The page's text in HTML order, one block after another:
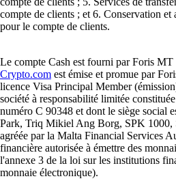
compte de clients ; et 6. Conservation
pour le compte de clients.
Le compte Cash est fourni par Foris
Crypto.com est émise et promue par
licence Visa Principal Member
société à responsabilité limitée
numéro C 90348 et dont le siège social
Park, Triq Mikiel Ang Borg, SPK 1000,
agréée par la Malta Financial Services
financière autorisée à émettre des
l'annexe 3 de la loi sur les institutions
monnaie électronique).